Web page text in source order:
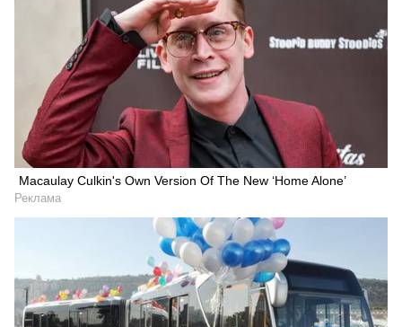
Macaulay Culkin's Own Version Of The New ‘Home Alone’
Реклама